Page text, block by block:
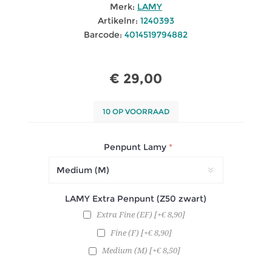
Merk: LAMY
Artikelnr: 1240393
Barcode: 4014519794882
€ 29,00
10 OP VOORRAAD
Penpunt Lamy *
LAMY Extra Penpunt (Z50 zwart)
Extra Fine (EF) [+€ 8,90]
Fine (F) [+€ 8,90]
Medium (M) [+€ 8,50]